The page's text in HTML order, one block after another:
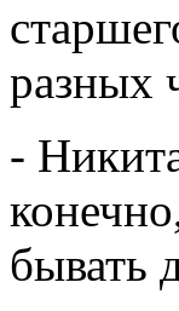
разных
-
бывать